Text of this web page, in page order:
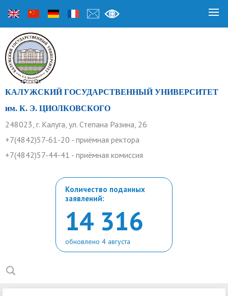
КАЛУЖСКИЙ ГОСУДАРСТВЕННЫЙ УНИВЕРСИТЕТ
им. К. Э. ЦИОЛКОВСКОГО
248023, г. Калуга, ул. Степана Разина, 26
+7(4842)57-61-20 - приёмная ректора
+7(4842)57-44-41 - приёмная комиссия
Количество поданных
заявлений:
14 316
обновлено 4 августа